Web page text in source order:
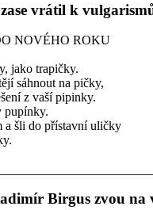
vrátil k
NOVÉHO ROKU
jako trapičky.
sáhnout na pičky,
z vaší pipinky.
pupínky.
a šli do přístavní uličky
Birgus zvou na